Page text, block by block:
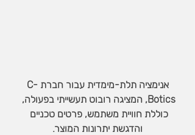
אנימציה תלת-מימדית עבור חברת C-
Botics, המציגה רובוט תעשייתי בפעולה,
כוללת חוויית משתמש, פרטים טכניים
והדגשת יתרונות המוצר.